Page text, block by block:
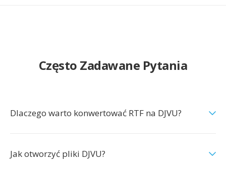
Często Zadawane Pytania
Dlaczego warto konwertować RTF na DJVU?
Jak otworzyć pliki DJVU?